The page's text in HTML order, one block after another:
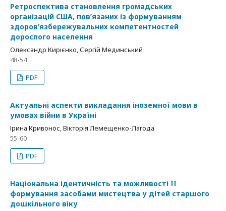
Ретроспектива становлення громадських
організацій США, пов’язаних із формуванням
здоров’язбережувальних компетентностей
дорослого населення
Олександр Кирієнко, Сергій Мединський
48-54
PDF
Актуальні аспекти викладання іноземної мови в
умовах війни в Україні
Ірина Кривонос, Вікторія Лемещенко-Лагода
55-60
PDF
Національна ідентичність та можливості її
формування засобами мистецтва у дітей старшого
дошкільного віку